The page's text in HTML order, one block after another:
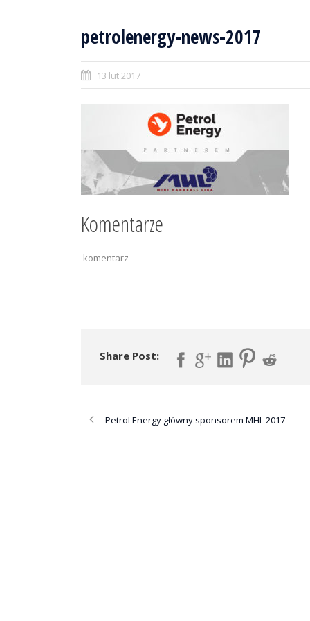
petrolenergy-news-2017
13 lut 2017
Komentarze
komentarz
Share Post:
Petrol Energy główny sponsorem MHL 2017